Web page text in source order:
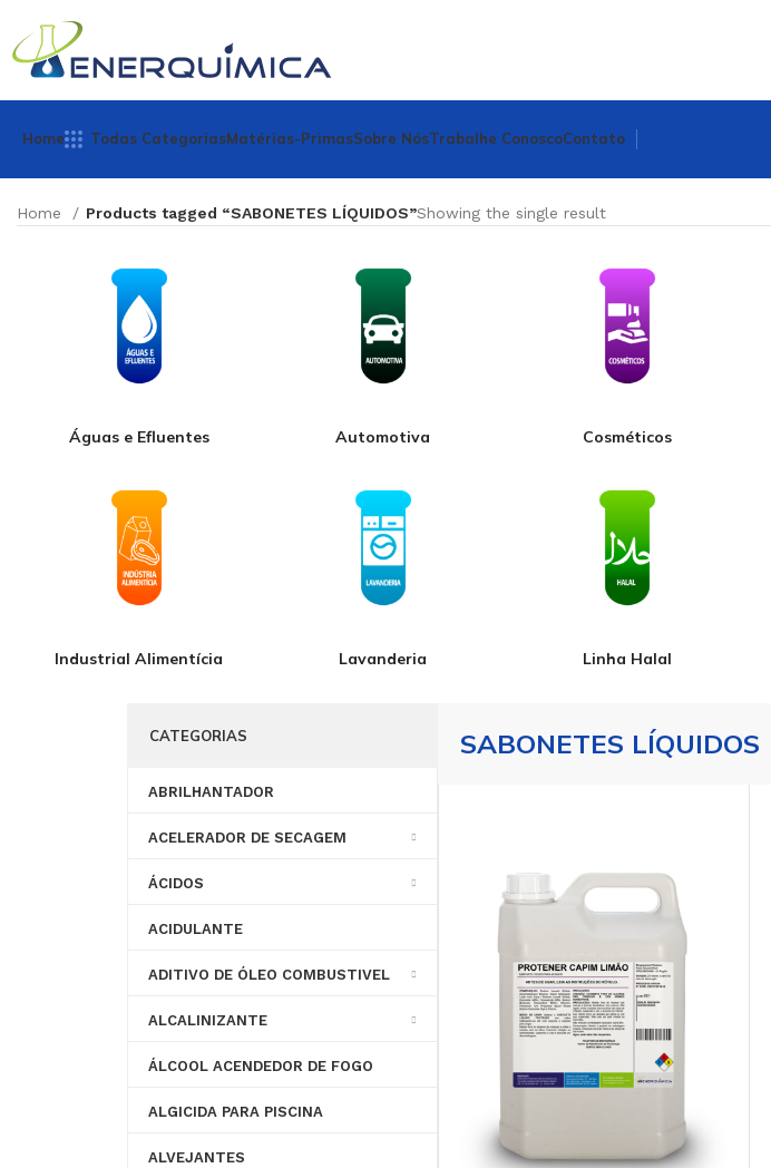
Home Todas Categorias
ANTIESPUMANTE LIQUIDO PÓ
RESFRIAMENTO
ANTICORROSIVO E
DISPERSANTE
CONTROLE DE PH
Matérias-PrimasSobre NósTrabalhe ConoscoContato
Home Products tagged “SABONETES LÍQUIDOS”Showing the single result
Águas e Efluentes Automotiva Cosméticos
Industrial Alimentícia Lavanderia Linha Halal
CATEGORIAS
ABRILHANTADOR
ACELERADOR DE SECAGEM
ÁCIDOS
ACIDULANTE
ADITIVO DE ÓLEO COMBUSTIVEL
ALCALINIZANTE
ÁLCOOL ACENDEDOR DE FOGO
ALGICIDA PARA PISCINA
ALVEJANTES
SABONETES LÍQUIDOS